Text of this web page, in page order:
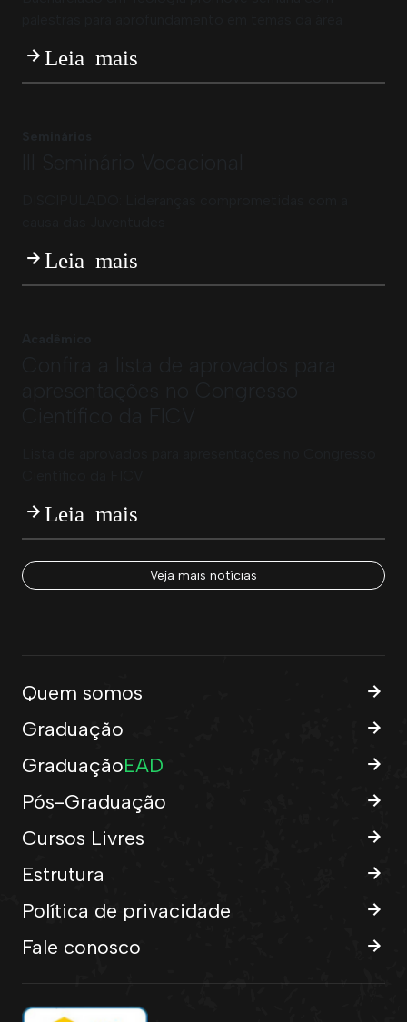
Leia mais
Leia mais
Leia mais
Veja mais notícias
Quem somos
Graduação
GraduaçãoEAD
Pós-Graduação
Cursos Livres
Estrutura
Política de privacidade
Fale conosco